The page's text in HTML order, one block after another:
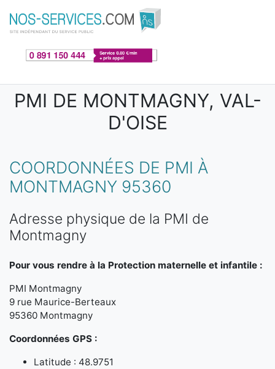
Aller au contenu principal
PMI DE MONTMAGNY, VAL-
D'OISE
COORDONNÉES DE PMI À
MONTMAGNY 95360
Adresse physique de la PMI de
Montmagny
Pour vous rendre à la Protection maternelle et infantile :
PMI Montmagny
9 rue Maurice-Berteaux
95360 Montmagny
Coordonnées GPS :
Latitude : 48.9751